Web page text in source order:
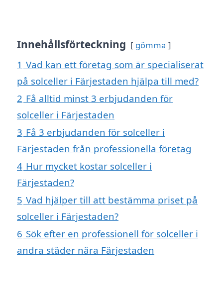
Innehållsförteckning gömma
1 Vad kan ett företag som är specialiserat
på solceller i Färjestaden hjälpa till med?
2 Få alltid minst 3 erbjudanden för
solceller i Färjestaden
3 Få 3 erbjudanden för solceller i
Färjestaden från professionella företag
4 Hur mycket kostar solceller i
Färjestaden?
5 Vad hjälper till att bestämma priset på
solceller i Färjestaden?
6 Sök efter en professionell för solceller i
andra städer nära Färjestaden